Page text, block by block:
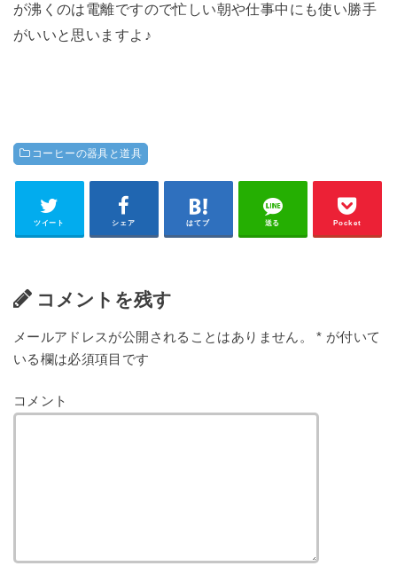
が沸くのは電離ですので忙しい朝や仕事中にも使い勝手
がいいと思いますよ♪
コーヒーの器具と道具
ツイート シェア はてブ 送る Pocket
コメントを残す
メールアドレスが公開されることはありません。 * が付いて
いる欄は必須項目です
コメント